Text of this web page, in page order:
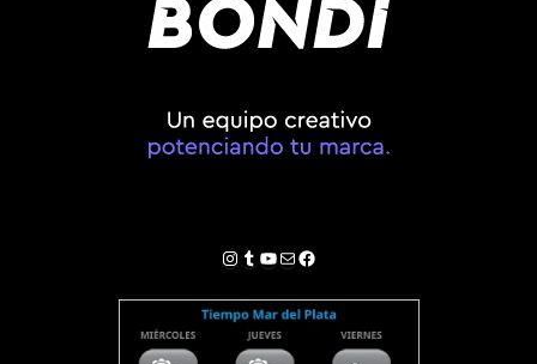
Instagram
Tumblr
YouTube
Correo electrónico
Facebook